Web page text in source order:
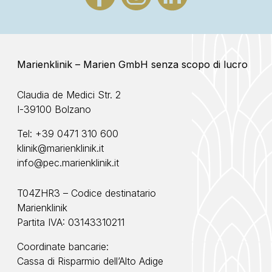
Marienklinik – Marien GmbH senza scopo di lucro
Claudia de Medici Str. 2
I-39100 Bolzano
Tel: +39 0471 310 600
klinik@marienklinik.it
info@pec.marienklinik.it
T04ZHR3 – Codice destinatario
Marienklinik
Partita IVA: 03143310211
Coordinate bancarie:
Cassa di Risparmio dell’Alto Adige